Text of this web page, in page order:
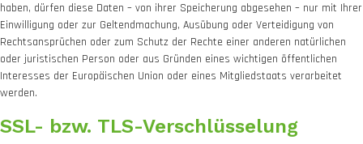
haben, dürfen diese Daten – von ihrer Speicherung abgesehen – nur mit Ihrer
Einwilligung oder zur Geltendmachung, Ausübung oder Verteidigung von
Rechtsansprüchen oder zum Schutz der Rechte einer anderen natürlichen
oder juristischen Person oder aus Gründen eines wichtigen öffentlichen
Interesses der Europäischen Union oder eines Mitgliedstaats verarbeitet
werden.
SSL- bzw. TLS-Verschlüsselung